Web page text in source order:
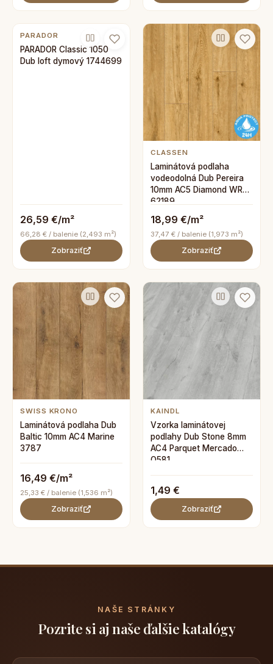
PARADOR
PARADOR Classic 1050
Dub loft dymový 1744699
26,59 €/m²
66,28 € / balenie (2,493 m²)
Zobraziť
CLASSEN
Laminátová podlaha
vodeodolná Dub Pereira
10mm AC5 Diamond WR
62189
18,99 €/m²
37,47 € / balenie (1,973 m²)
Zobraziť
SWISS KRONO
Laminátová podlaha Dub
Baltic 10mm AC4 Marine
3787
16,49 €/m²
25,33 € / balenie (1,536 m²)
Zobraziť
KAINDL
Vzorka laminátovej
podlahy Dub Stone 8mm
AC4 Parquet Mercado
O581
1,49 €
Zobraziť
NAŠE STRÁNKY
Pozrite si aj naše ďalšie katalógy